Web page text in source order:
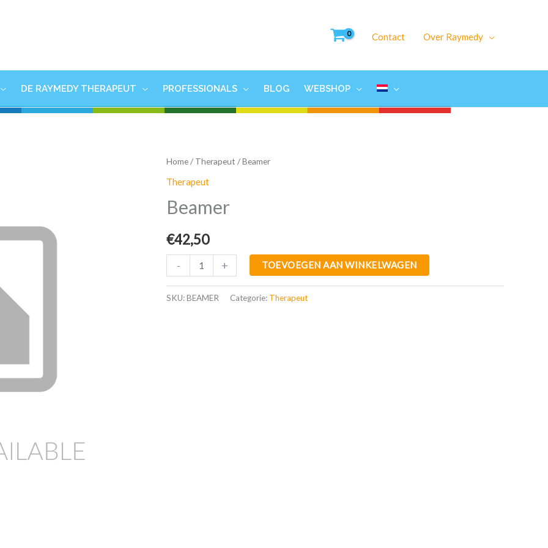
Contact Over Raymedy
DE RAYMEDY THERAPEUT PROFESSIONALS BLOG WEBSHOP
Home/ Therapeut / Beamer
Therapeut
Beamer
€42,50
-
Beamer
aantal
+ TOEVOEGEN AAN WINKELWAGEN
SKU:BEAMER Categorie: Therapeut